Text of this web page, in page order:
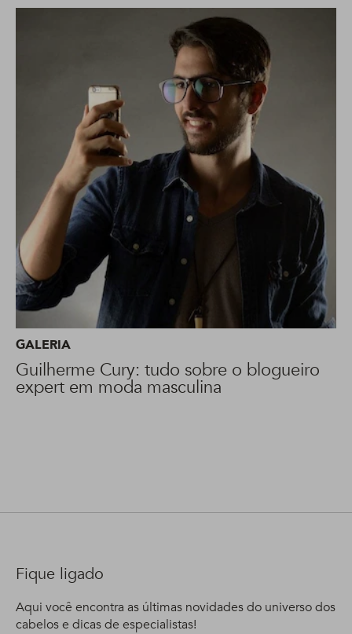
GALERIA
Guilherme Cury: tudo sobre o blogueiro
expert em moda masculina
Fique ligado
Aqui você encontra as últimas novidades do universo dos
cabelos e dicas de especialistas!